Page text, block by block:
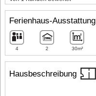
Hausbeschreibung
Ferienhaus-Ausstattung
4 2 30m²